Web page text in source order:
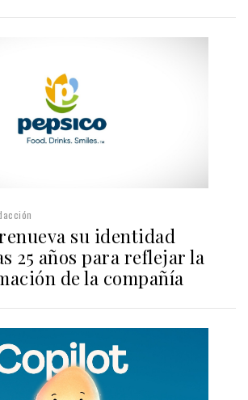
su identidad
25 años para reflejar la
de la compañía